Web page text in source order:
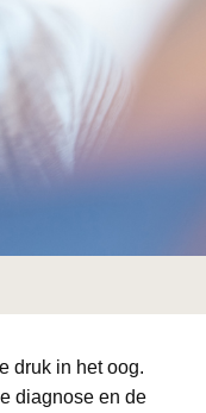
druk in het oog.
diagnose en de